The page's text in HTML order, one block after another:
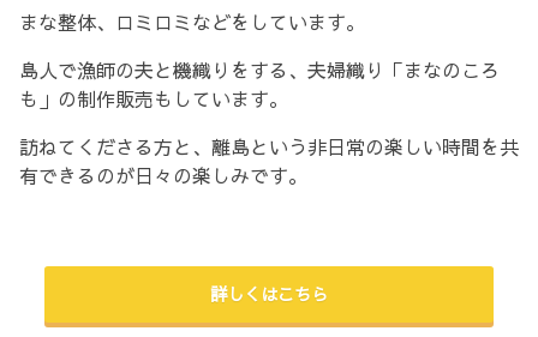
まな整体、ロミロミなどをしています。
島人で漁師の夫と機織りをする、夫婦織り「まなのころ
も」の制作販売もしています。
訪ねてくださる方と、離島という非日常の楽しい時間を共
有できるのが日々の楽しみです。
詳しくはこちら